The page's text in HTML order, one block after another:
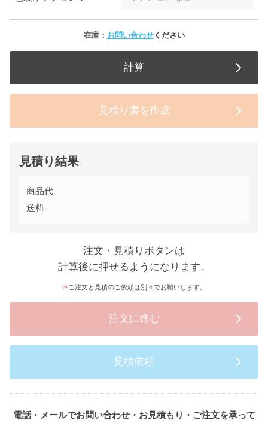
在庫： お問い合わせください
計算
見積り書を作成
見積り結果
商品代
送料
注文・見積りボタンは
計算後に押せるようになります。
ご注文と見積のご依頼は別々でお願いします。
注文に進む
見積依頼
電話・メールでお問い合わせ・お見積もり・ご注文を承って